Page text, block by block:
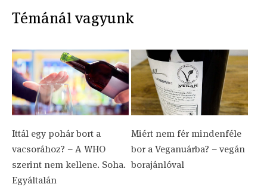
Témánál vagyunk
Ittál egy pohár bort a
vacsorához? – A WHO
szerint nem kellene. Soha.
Egyáltalán
Miért nem fér mindenféle
bor a Veganuárba? – vegán
borajánlóval